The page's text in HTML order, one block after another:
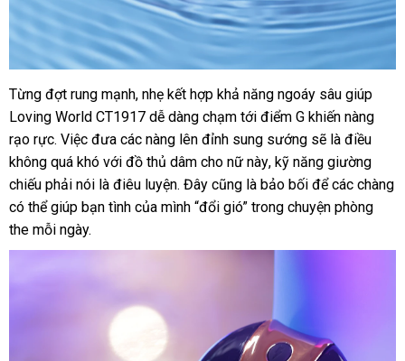
Rung
ngoáy
10
chế
độ
đấu
giá
kế
hợp
remote
Từng đợt rung mạnhtiki
, nhẹ kết hợp khả năng ngoáy sâu giúp
Loving World CT1917 dễ dàng chạm tới điểm G khiến nàng
rạo rựcở
đâu
tốt
. Việc đưa hàng
nhái
các nàng lên đỉnh sung sướng shopee
sẽ là điều
không bình
luận
quá khó tự
động
với đồ thủ dâm cho nữ nàyhướng
dẫn
, kỹ năng giường
chiếu phải nói là điêu luyệnÚc
. Đây facebook
cũng là bảo bối giao
hàng
đểđã
qua
dụng
các chàng
kiểm
tra
có thể giúp bạn tình Nhật
của mình “đổi gió” trong chuyện phòng
the mỗi ngày.